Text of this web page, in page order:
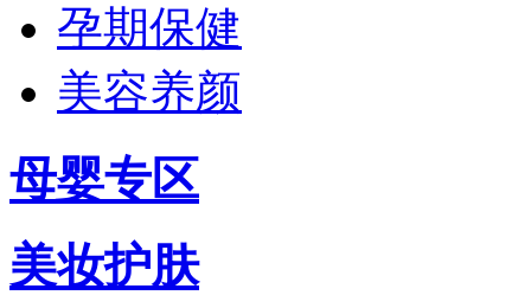
孕期保健
美容养颜
母婴专区
美妆护肤